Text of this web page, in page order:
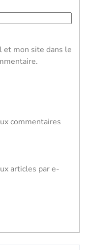
et mon site dans le
commentaires
articles par e-